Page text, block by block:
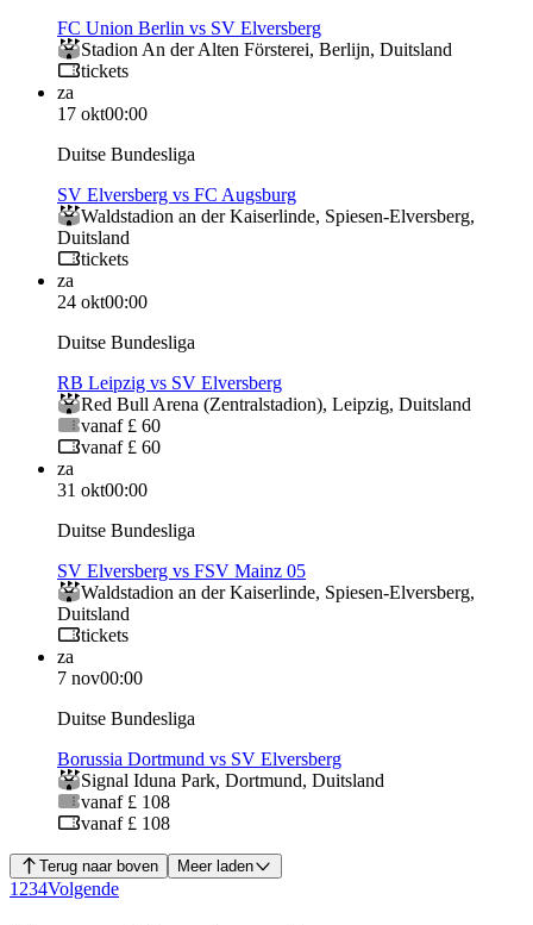
FC Union Berlin vs SV Elversberg
Stadion An der Alten Försterei, Berlijn, Duitsland
tickets
za
17 okt00:00
Duitse Bundesliga
SV Elversberg vs FC Augsburg
Waldstadion an der Kaiserlinde, Spiesen-Elversberg,
Duitsland
tickets
za
24 okt00:00
Duitse Bundesliga
RB Leipzig vs SV Elversberg
Red Bull Arena (Zentralstadion), Leipzig, Duitsland
vanaf £ 60
vanaf £ 60
za
31 okt00:00
Duitse Bundesliga
SV Elversberg vs FSV Mainz 05
Waldstadion an der Kaiserlinde, Spiesen-Elversberg,
Duitsland
tickets
za
7 nov00:00
Duitse Bundesliga
Borussia Dortmund vs SV Elversberg
Signal Iduna Park, Dortmund, Duitsland
vanaf £ 108
vanaf £ 108
Terug naar boven Meer laden
1 234Volgende